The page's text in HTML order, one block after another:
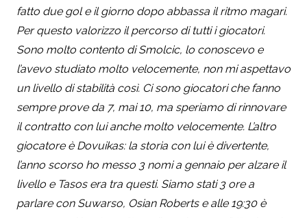
fatto due gol e il giorno dopo abbassa il ritmo magari.
Per questo valorizzo il percorso di tutti i giocatori.
Sono molto contento di Smolcic, lo conoscevo e
l’avevo studiato molto velocemente, non mi aspettavo
un livello di stabilità così. Ci sono giocatori che fanno
sempre prove da 7, mai 10, ma speriamo di rinnovare
il contratto con lui anche molto velocemente. L’altro
giocatore è Dovuikas: la storia con lui è divertente,
l’anno scorso ho messo 3 nomi a gennaio per alzare il
livello e Tasos era tra questi. Siamo stati 3 ore a
parlare con Suwarso, Osian Roberts e alle 19:30 è